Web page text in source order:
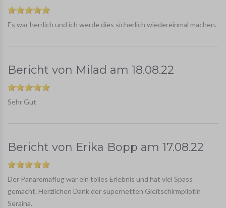
Es war herrlich und ich werde dies sicherlich wiedereinmal machen.
Bericht von Milad am 18.08.22
Sehr Gut
Bericht von Erika Bopp am 17.08.22
Der Panaromaflug war ein tolles Erlebnis und hat viel Spass
gemacht. Herzlichen Dank der supernetten Gleitschirmpilotin
Seraina.